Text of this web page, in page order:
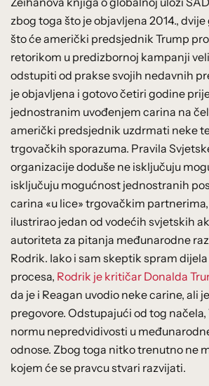
zbog toga što je objavljena 2014.,
što će američki predsjednik Trump
retorikom u predizbornoj kampanji
odstupiti od prakse svojih nedavnih
je objavljena i gotovo četiri godine
jednostranim uvođenjem carina na
američki predsjednik uzdrmati neke
trgovačkih sporazuma. Pravila
organizacije doduše ne isključuju
isključuju mogućnost jednostranih
carina «u lice» trgovačkim
ilustrirao jedan od vodećih svjetskih
autoriteta za pitanja međunarodne
Rodrik. Iako i sam skeptik spram
procesa, Rodrik je kritičar Donalda
da je i Reagan uvodio neke carine, ali
pregovore. Odstupajući od tog načela,
normu nepredvidivosti u
odnose. Zbog toga nitko trenutno ne
kojem će se pravcu stvari razvijati.